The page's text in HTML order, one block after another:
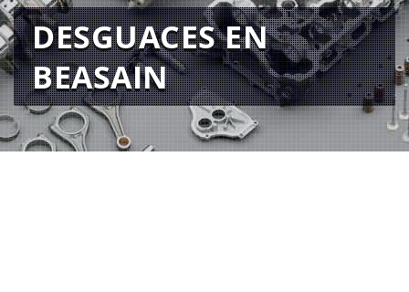
DESGUACES EN
BEASAIN